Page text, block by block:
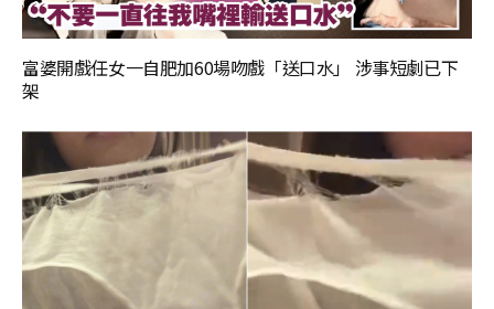
富婆開戲任女一自肥加60場吻戲「送口水」 涉事短劇已下
架